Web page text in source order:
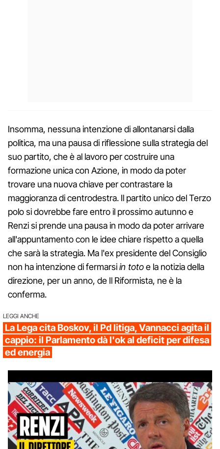
Insomma, nessuna intenzione di allontanarsi dalla
politica, ma una pausa di riflessione sulla strategia del
suo partito, che è al lavoro per costruire una
formazione unica con Azione, in modo da poter
trovare una nuova chiave per contrastare la
maggioranza di centrodestra. Il partito unico del Terzo
polo si dovrebbe fare entro il prossimo autunno e
Renzi si prende una pausa in modo da poter arrivare
all'appuntamento con le idee chiare rispetto a quella
che sarà la strategia. Ma l'ex presidente del Consiglio
non ha intenzione di fermarsiin totoe la notizia della
direzione, per un anno, de Il Riformista, ne è la
conferma.
LEGGI ANCHE
La Lega cita Boskov, il Pd litiga, Vannacci agita il
cappio: il Parlamento dà l'ok al deficit per difesa
ed energia